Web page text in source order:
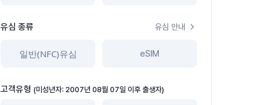
유심 종류 유심 안내
일반(NFC)유심 eSIM
고객유형 (미성년자: 2007년 08월 07일 이후 출생자)